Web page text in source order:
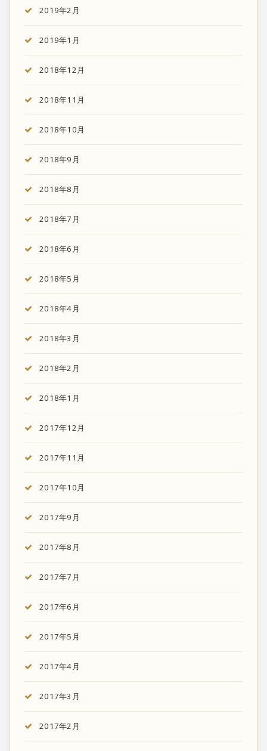
2019年2月
2019年1月
2018年12月
2018年11月
2018年10月
2018年9月
2018年8月
2018年7月
2018年6月
2018年5月
2018年4月
2018年3月
2018年2月
2018年1月
2017年12月
2017年11月
2017年10月
2017年9月
2017年8月
2017年7月
2017年6月
2017年5月
2017年4月
2017年3月
2017年2月